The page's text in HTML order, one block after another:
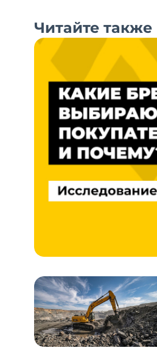
Читайте также